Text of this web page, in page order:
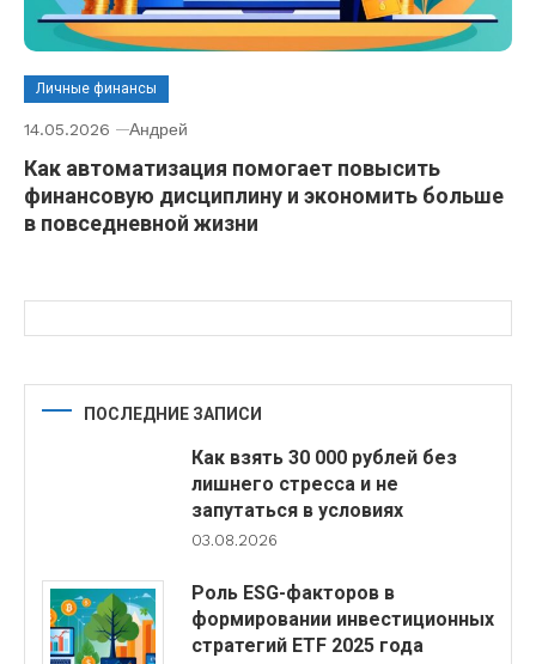
Личные финансы
14.05.2026 Андрей
Как автоматизация помогает повысить
финансовую дисциплину и экономить больше
в повседневной жизни
ПОСЛЕДНИЕ ЗАПИСИ
Как взять 30 000 рублей без
лишнего стресса и не
запутаться в условиях
03.08.2026
Роль ESG-факторов в
формировании инвестиционных
стратегий ETF 2025 года